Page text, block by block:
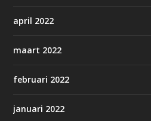
april 2022
maart 2022
februari 2022
januari 2022